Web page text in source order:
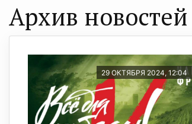
Архив новостей
29 ОКТЯБРЯ 2024, 12:04